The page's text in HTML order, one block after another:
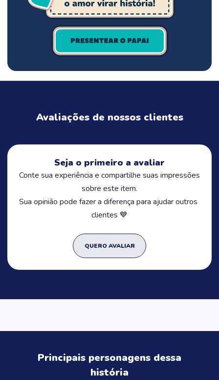
Avaliações de nossos clientes
Seja o primeiro a avaliar
Conte sua experiência e compartilhe suas impressões
sobre este item.
Sua opinião pode fazer a diferença para ajudar outros
clientes 💙
QUERO AVALIAR
Principais personagens dessa
história